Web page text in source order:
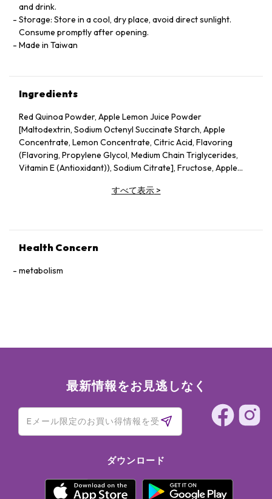
and drink.
Storage: Store in a cool, dry place, avoid direct sunlight.
Consume promptly after opening.
Made in Taiwan
Ingredients
Red Quinoa Powder, Apple Lemon Juice Powder
[Maltodextrin, Sodium Octenyl Succinate Starch, Apple
Concentrate, Lemon Concentrate, Citric Acid, Flavoring
(Flavoring, Propylene Glycol, Medium Chain Triglycerides,
Vitamin E (Antioxidant)), Sodium Citrate], Fructose, Apple
C, Probiotics (Lactobacillus acidophilus, Lactococcus lactis,
すべて表示>
Health Concern
metabolism
最新情報をお見逃しなく
ダウンロード